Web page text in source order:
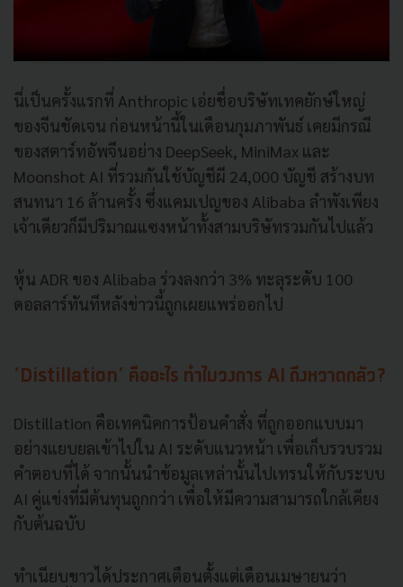
นี่เป็นครั้งแรกที่ Anthropic เอ่ยชื่อบริษัทเทคยักษ์ใหญ่
ของจีนชัดเจน ก่อนหน้านี้ในเดือนกุมภาพันธ์ เคยมีกรณี
ของสตาร์ทอัพจีนอย่าง DeepSeek, MiniMax และ
Moonshot AI ที่รวมกันใช้บัญชีผี 24,000 บัญชี สร้างบท
สนทนา 16 ล้านครั้ง ซึ่งแคมเปญของ Alibaba ลำพังเพียง
เจ้าเดียวก็มีปริมาณแซงหน้าทั้งสามบริษัทรวมกันไปแล้ว
หุ้น ADR ของ Alibaba ร่วงลงกว่า 3% ทะลุระดับ 100
ดอลลาร์ทันทีหลังข่าวนี้ถูกเผยแพร่ออกไป
‘Distillation’ คืออะไร ทำไมวงการ AI ถึงหวาดกลัว?
Distillation คือเทคนิคการป้อนคำสั่ง ที่ถูกออกแบบมา
อย่างแยบยลเข้าไปใน AI ระดับแนวหน้า เพื่อเก็บรวบรวม
คำตอบที่ได้ จากนั้นนำข้อมูลเหล่านั้นไปเทรนให้กับระบบ
AI คู่แข่งที่มีต้นทุนถูกกว่า เพื่อให้มีความสามารถใกล้เคียง
กับต้นฉบับ
ทำเนียบขาวได้ประกาศเตือนตั้งแต่เดือนเมษายนว่า